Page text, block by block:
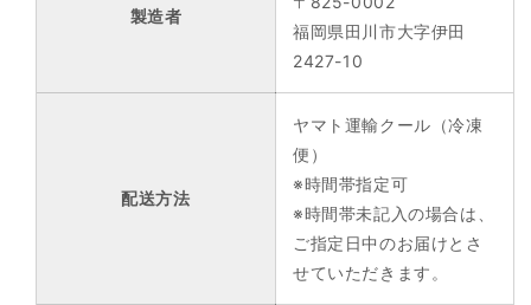
製造者
福岡県田川市大字伊田
2427-10
配送方法
ヤマト運輸クール（冷凍
便）
※時間帯指定可
※時間帯未記入の場合は、
ご指定日中のお届けとさ
せていただきます。